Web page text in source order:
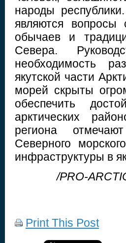
народы
являются вопросы
обычаев и
Севера.
необходимость
якутской части
морей скрыты
обеспечить
арктических
региона
Северного
инфраструктуры в
/PRO-
Print This Post